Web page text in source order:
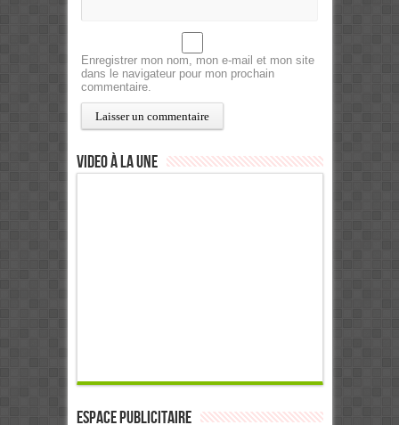
Enregistrer mon nom, mon e-mail et mon site
dans le navigateur pour mon prochain
commentaire.
Video à la Une
ESPACE PUBLICITAIRE